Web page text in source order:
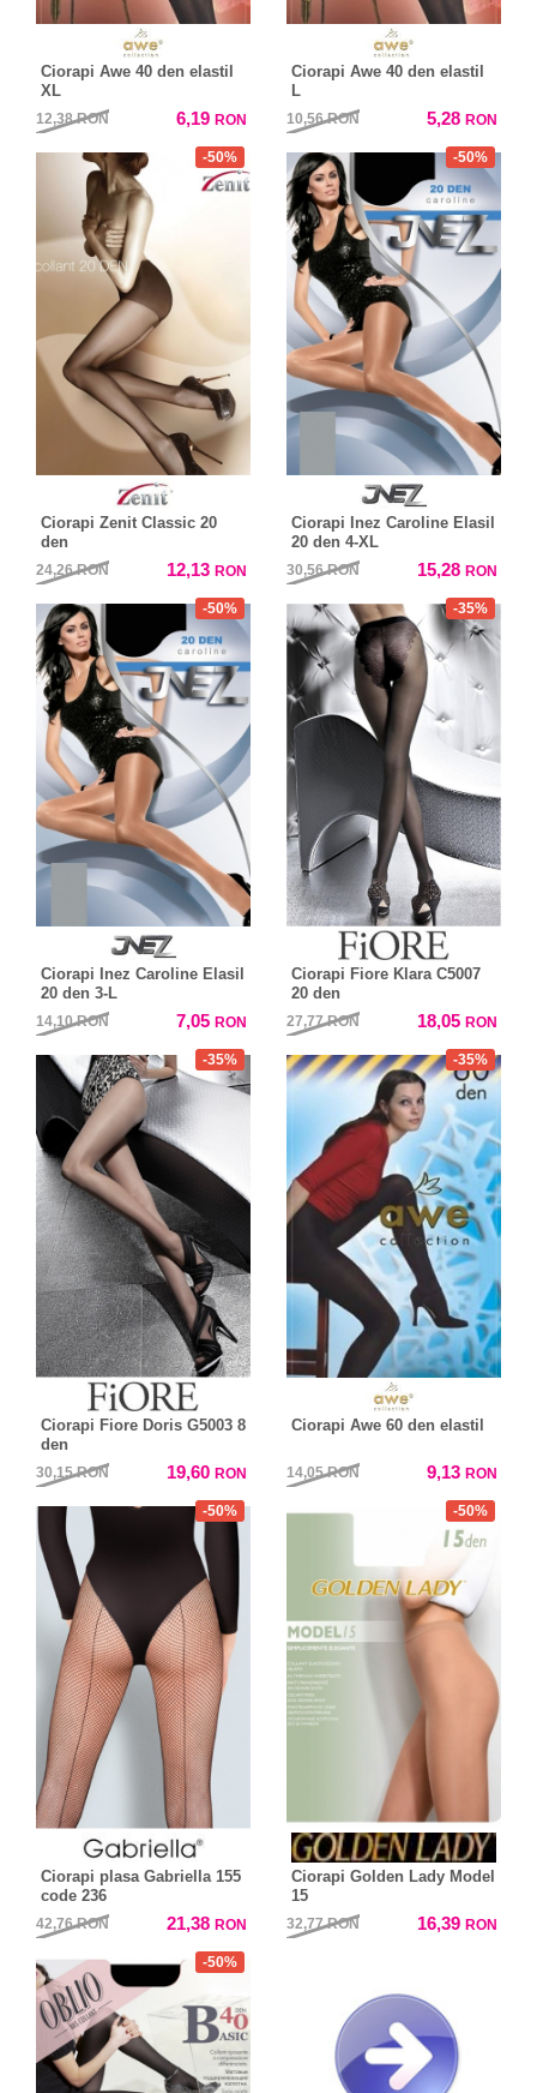
Ciorapi Awe 40 den elastil
XL
12,38RON 6,19 RON
Ciorapi Awe 40 den elastil
L
10,56RON 5,28 RON
-50%
Ciorapi Zenit Classic 20
den
24,26RON 12,13 RON
-50%
Ciorapi Inez Caroline Elasil
20 den 4-XL
30,56RON 15,28 RON
-50%
Ciorapi Inez Caroline Elasil
20 den 3-L
14,10RON 7,05 RON
-35%
Ciorapi Fiore Klara C5007
20 den
27,77RON 18,05 RON
-35%
Ciorapi Fiore Doris G5003 8
den
30,15RON 19,60 RON
-35%
Ciorapi Awe 60 den elastil
14,05RON 9,13 RON
-50%
Ciorapi plasa Gabriella 155
code 236
42,76RON 21,38 RON
-50%
Ciorapi Golden Lady Model
15
32,77RON 16,39 RON
-50%